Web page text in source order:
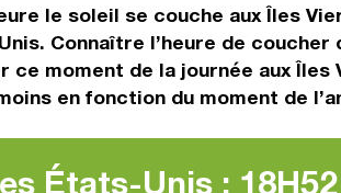
le soleil se couche aux Îles
Connaître l’heure de coucher
moment de la journée aux Îles
en fonction du moment de
États-Unis : 18H52